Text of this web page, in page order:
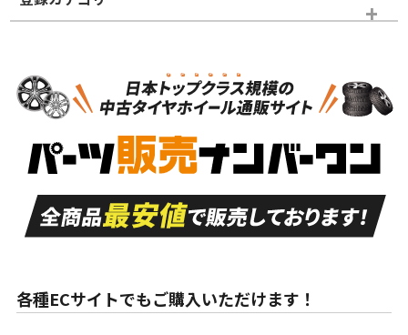
S
品）
S
新車外し品（新古
付き
A
走行距離も少なく、
目立つ傷もほとんど
ない中古品
A
走行距離も少なく、
非常に状態の良い中
古品
な中古品
んどない中古品
タイヤホイールセット
各種ECサイトでもご購入いただけます！